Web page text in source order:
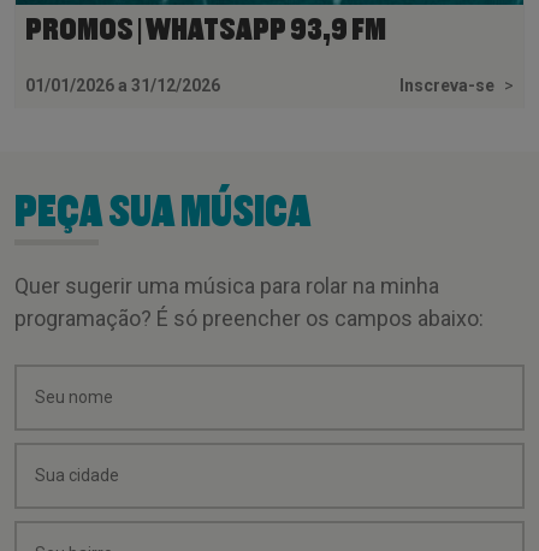
PROMOS | WHATSAPP 93,9 FM
01/01/2026 a 31/12/2026 Inscreva-se >
PEÇA SUA MÚSICA
Quer sugerir uma música para rolar na minha
programação? É só preencher os campos abaixo: